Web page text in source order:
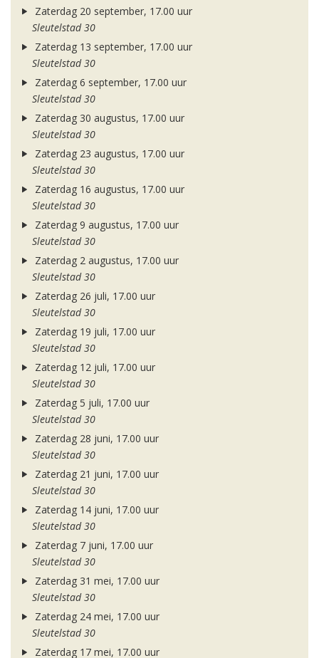
Zaterdag 20 september, 17.00 uur
Sleutelstad 30
Zaterdag 13 september, 17.00 uur
Sleutelstad 30
Zaterdag 6 september, 17.00 uur
Sleutelstad 30
Zaterdag 30 augustus, 17.00 uur
Sleutelstad 30
Zaterdag 23 augustus, 17.00 uur
Sleutelstad 30
Zaterdag 16 augustus, 17.00 uur
Sleutelstad 30
Zaterdag 9 augustus, 17.00 uur
Sleutelstad 30
Zaterdag 2 augustus, 17.00 uur
Sleutelstad 30
Zaterdag 26 juli, 17.00 uur
Sleutelstad 30
Zaterdag 19 juli, 17.00 uur
Sleutelstad 30
Zaterdag 12 juli, 17.00 uur
Sleutelstad 30
Zaterdag 5 juli, 17.00 uur
Sleutelstad 30
Zaterdag 28 juni, 17.00 uur
Sleutelstad 30
Zaterdag 21 juni, 17.00 uur
Sleutelstad 30
Zaterdag 14 juni, 17.00 uur
Sleutelstad 30
Zaterdag 7 juni, 17.00 uur
Sleutelstad 30
Zaterdag 31 mei, 17.00 uur
Sleutelstad 30
Zaterdag 24 mei, 17.00 uur
Sleutelstad 30
Zaterdag 17 mei, 17.00 uur